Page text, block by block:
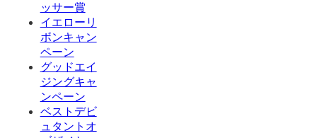
ッサー賞
イエローリ
ボンキャン
ペーン
グッドエイ
ジングキャ
ンペーン
ベストデビ
ュタントオ